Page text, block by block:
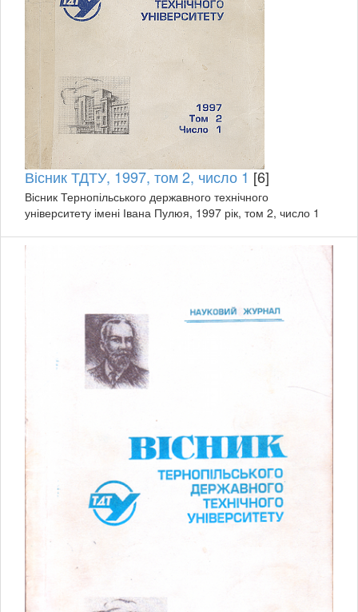
Вісник ТДТУ, 1997, том 2, число 1 [6]
Вісник Тернопільського державного технічного
університету імені Івана Пулюя, 1997 рік, том 2, число 1